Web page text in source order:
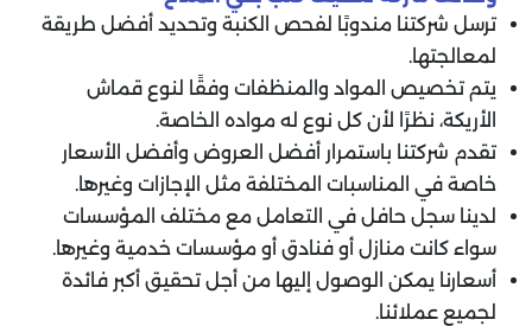
ترسل شركتنا مندوبًا لفحص الكنبة وتحديد أفضل طريقة
لمعالجتها.
يتم تخصيص المواد والمنظفات وفقًا لنوع قماش
الأريكة، نظرًا لأن كل نوع له مواده الخاصة.
تقدم شركتنا باستمرار أفضل العروض وأفضل الأسعار
خاصة في المناسبات المختلفة مثل الإجازات وغيرها.
لدينا سجل حافل في التعامل مع مختلف المؤسسات
سواء كانت منازل أو فنادق أو مؤسسات خدمية وغيرها.
أسعارنا يمكن الوصول إليها من أجل تحقيق أكبر فائدة
لجميع عملائنا.